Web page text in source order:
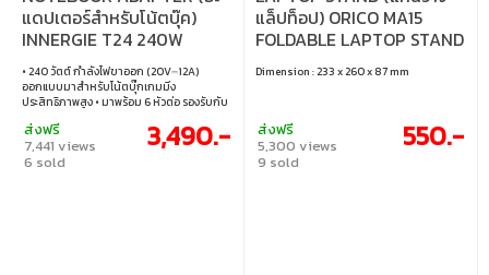
แดปเตอร์สำหรับโน้ตบุ๊ค)
INNERGIE T24 240W
GAMING POWER ADAPTER
(ADP-240EBDFLA)
• 240 วัตต์ กำลังไฟขาออก (20V⎓12A)
ออกแบบมาสำหรับโน้ตบุ๊กเกมมิ่ง
ประสิทธิภาพสูง • มาพร้อม 6 หัวต่อ รองรับกับ
Alienware, Asus, Dell, HP, Lenovo, MSI, ROG
และยี่ห้ออื่นๆ อีกมากมาย พร้อม โปรแกรม
หัวต่อฟรี • สายยาว 2.2 เมตร (รวม AC และ DC)
ส่งฟรี
7,441 views
6 sold
3,490.-
แล็ปท็อป) ORICO MA15
FOLDABLE LAPTOP STAND
(GREY) (MA15-GY-BP-HW)
Dimension : 233 x 260 x 87 mm
ส่งฟรี
5,300 views
9 sold
550.-